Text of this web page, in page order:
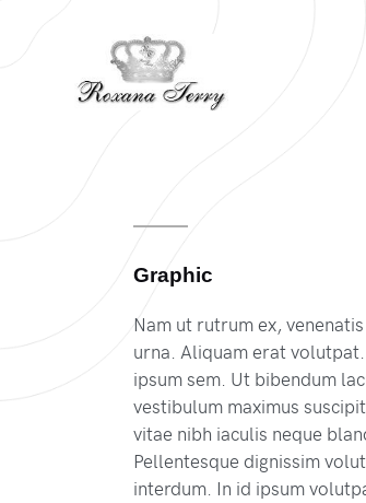
Graphic
Nam ut rutrum ex,
urna. Aliquam erat
ipsum sem. Ut bibendum
vestibulum maximus
vitae nibh iaculis neque
Pellentesque dignissim
interdum. In id ipsum